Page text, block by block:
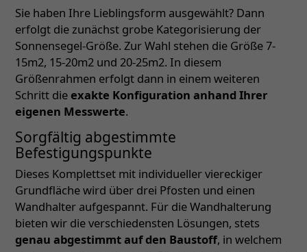
Sie haben Ihre Lieblingsform ausgewählt? Dann
erfolgt die zunächst grobe Kategorisierung der
Sonnensegel-Größe. Zur Wahl stehen die Größe 7-
15m2, 15-20m2 und 20-25m2. In diesem
Größenrahmen erfolgt dann in einem weiteren
Schritt die exakte Konfiguration anhand Ihrer
eigenen Messwerte.
Sorgfältig abgestimmte
Befestigungspunkte
Dieses Komplettset mit individueller viereckiger
Grundfläche wird über drei Pfosten und einen
Wandhalter aufgespannt. Für die Wandhalterung
bieten wir die verschiedensten Lösungen, stets
genau abgestimmt auf den Baustoff, in welchem